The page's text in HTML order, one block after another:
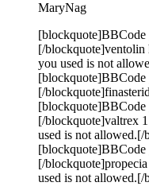
MaryNag
[blockquote]BBCode
[/
you used is not
[blockquote]BBCode
[/
[blockquote]BBCode
[/blockquote]valtrex
used is not
[blockquote]BBCode
[/
used is not